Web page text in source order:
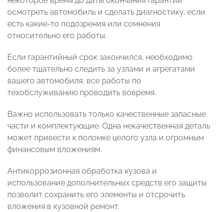
осмотреть автомобиль и сделать диагностику, если
есть какие-то подозрения или сомнения
относительно его работы.
Если гарантийный срок закончился, необходимо
более тщательно следить за узлами и агрегатами
вашего автомобиля, все работы по
техобслуживанию проводить вовремя.
Важно использовать только качественные запасные
части и комплектующие. Одна некачественная деталь
может привести к поломке целого узла и огромным
финансовым вложениям.
Антикоррозионная обработка кузова и
использование дополнительных средств его защиты
позволит сохранить его элементы и отсрочить
вложения в кузовной ремонт.